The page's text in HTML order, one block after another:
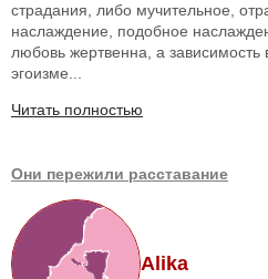
страдания, либо мучительное,
наслаждение, подобное
любовь жертвенна, а зависимость
эгоизме...
Читать полностью
Они пережили расставание
Alika